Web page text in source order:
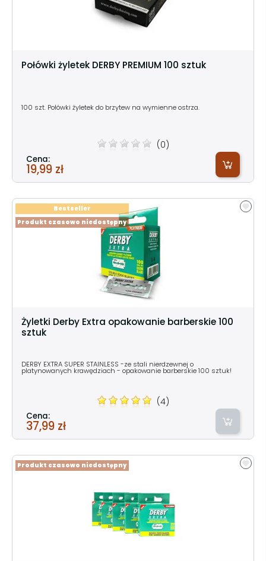
Połówki żyletek DERBY PREMIUM 100 sztuk
100 szt. Połówki żyletek do brzytew na wymienne ostrza.
(0)
Cena:
19,99 zł
Żyletki Derby Extra opakowanie barberskie 100
sztuk
DERBY EXTRA SUPER STAINLESS -ze stali nierdzewnej o
platynowanych krawędziach - opakowanie barberskie 100 sztuk!
(4)
Cena:
37,99 zł
Produkt czasowo niedostępny
Bestseller
Produkt czasowo niedostępny